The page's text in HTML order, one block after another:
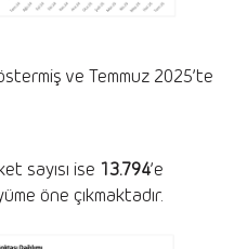
ve Temmuz 2025’te
sayısı ise 13.794’e
öne çıkmaktadır.